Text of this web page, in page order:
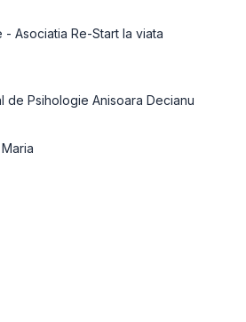
Asociatia Re-Start la viata
Psihologie Anisoara Decianu